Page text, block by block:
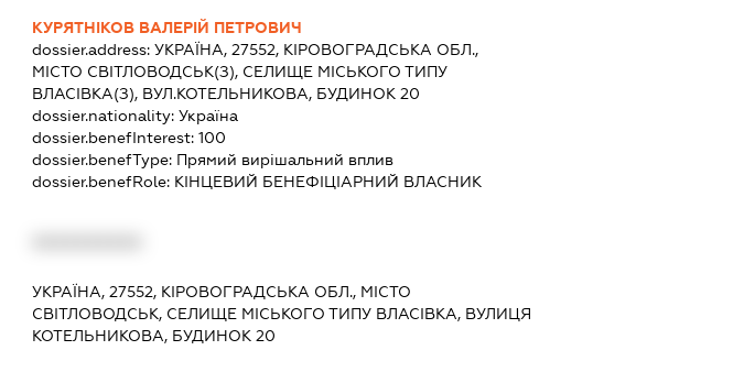
КУРЯТНІКОВ ВАЛЕРІЙ ПЕТРОВИЧ
dossier.address: УКРАЇНА, 27552, КІРОВОГРАДСЬКА ОБЛ.,
МІСТО СВІТЛОВОДСЬК(З), СЕЛИЩЕ МІСЬКОГО ТИПУ
ВЛАСІВКА(З), ВУЛ.КОТЕЛЬНИКОВА, БУДИНОК 20
dossier.nationality: Україна
dossier.benefInterest: 100
dossier.benefType: Прямий вирішальний вплив
dossier.benefRole: КІНЦЕВИЙ БЕНЕФІЦІАРНИЙ ВЛАСНИК
УКРАЇНА, 27552, КІРОВОГРАДСЬКА ОБЛ., МІСТО
СВІТЛОВОДСЬК, СЕЛИЩЕ МІСЬКОГО ТИПУ ВЛАСІВКА, ВУЛИЦЯ
КОТЕЛЬНИКОВА, БУДИНОК 20